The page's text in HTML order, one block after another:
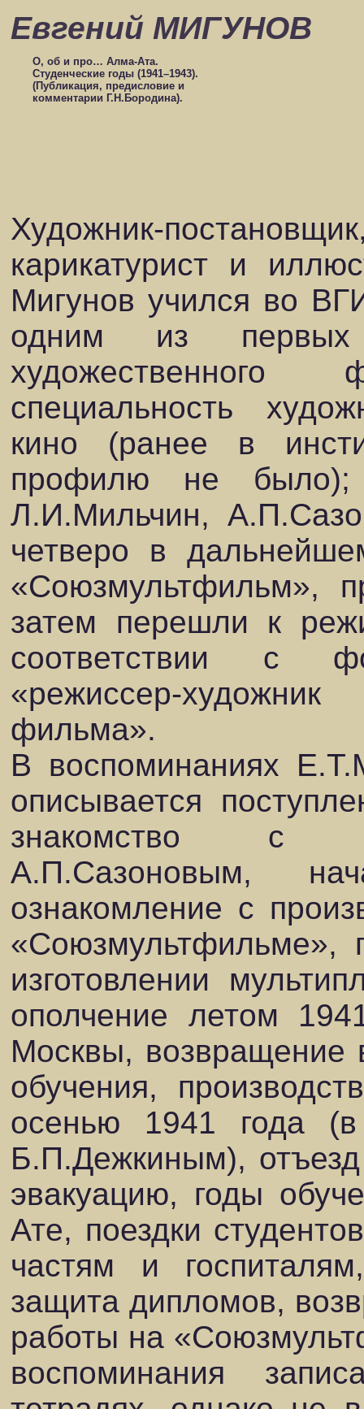
Евгений МИГУНОВ
О, об и про… Алма-Ата.
Студенческие годы (1941–1943).
(Публикация, предисловие и
комментарии Г.Н.Бородина).
Художник-
карикатурист и
Мигунов учился во
одним из первых
художественного
специальность
кино (ранее в
профилю не было);
Л.И.Мильчин,
четверо в
«Союзмультфильм»,
затем перешли к
соответствии с
«режиссер-
фильма».
В воспоминаниях
описывается
знакомство с
А.П.Сазоновым,
ознакомление с
«Союзмультфильме»,
изготовлении
ополчение летом
Москвы, возвращение
обучения,
осенью 1941 года
Б.П.Дежкиным),
эвакуацию, годы
Ате, поездки
частям и
защита дипломов,
работы на
воспоминания